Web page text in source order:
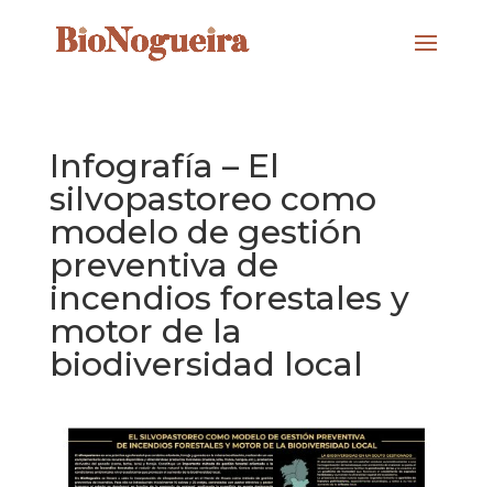
Infografía – El
silvopastoreo como
modelo de gestión
preventiva de
incendios forestales y
motor de la
biodiversidad local